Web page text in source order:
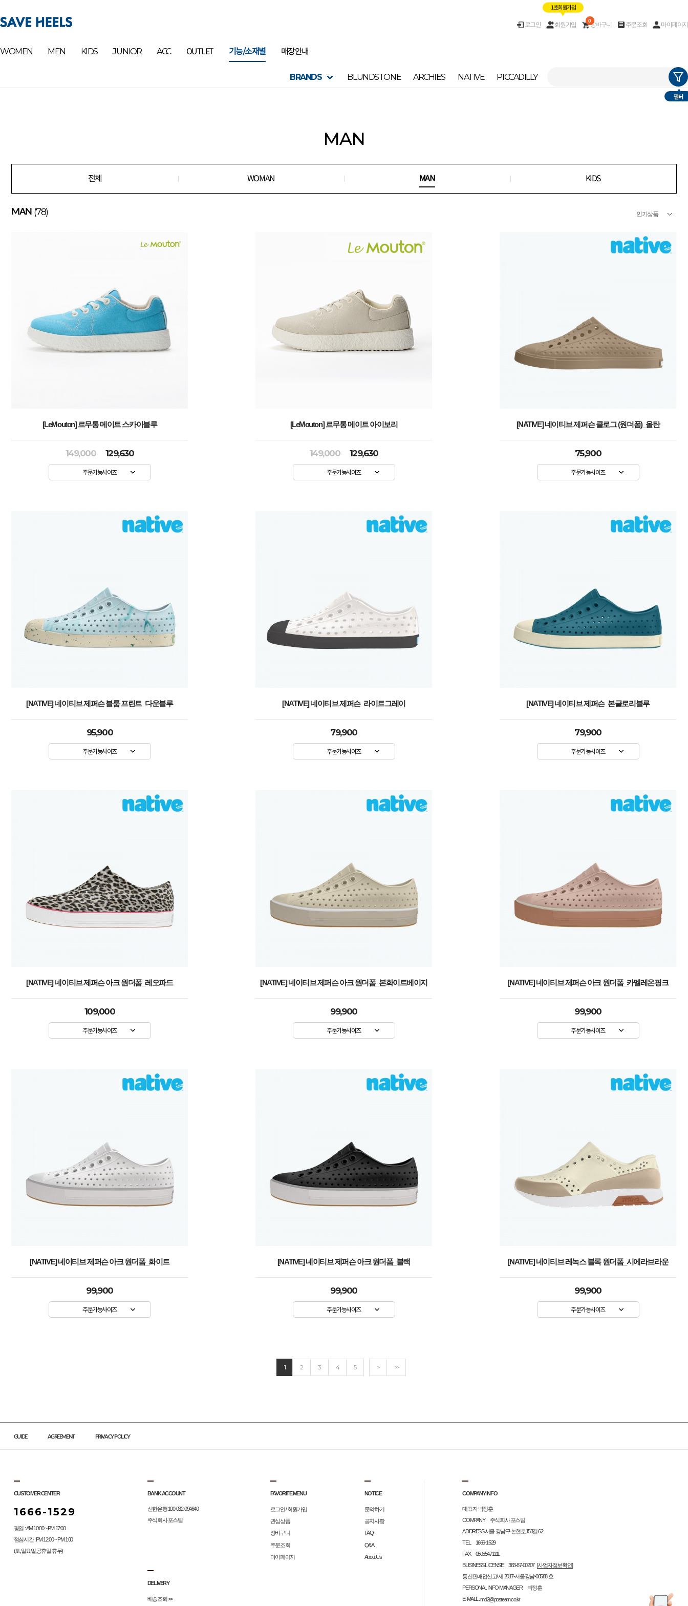
로그인 회원가입
1초 회원가입
장바구니
0
주문조회 마이페이지
WOMEN MEN KIDS JUNIOR ACC OUTLET 기능/소재별 매장안내
BRANDS BLUNDSTONE ARCHIES NATIVE PICCADILLY
필터
MAN
전체 WOMAN MAN KIDS
MAN (78)
[LeMouton] 르무통 메이트 스카이블루
149,000 129,630
주문가능사이즈
[LeMouton] 르무통 메이트 아이보리
149,000 129,630
주문가능사이즈
[NATIVE] 네이티브 제퍼슨 클로그 (원더폼)_올탄
75,900
주문가능사이즈
[NATIVE] 네이티브 제퍼슨 블룸 프린트_다운블루
95,900
주문가능사이즈
[NATIVE] 네이티브 제퍼슨_라이트그레이
79,900
주문가능사이즈
[NATIVE] 네이티브 제퍼슨_본글로리블루
79,900
주문가능사이즈
[NATIVE] 네이티브 제퍼슨 아크 원더폼_레오파드
109,000
주문가능사이즈
[NATIVE] 네이티브 제퍼슨 아크 원더폼_본화이트베이지
99,900
주문가능사이즈
[NATIVE] 네이티브 제퍼슨 아크 원더폼_카멜레온핑크
99,900
주문가능사이즈
[NATIVE] 네이티브 제퍼슨 아크 원더폼_화이트
99,900
주문가능사이즈
[NATIVE] 네이티브 제퍼슨 아크 원더폼_블랙
99,900
주문가능사이즈
[NATIVE] 네이티브 레녹스 블록 원더폼_시에라브라운
99,900
주문가능사이즈
1 2 3 4 5 > >>
GUIDE AGREEMENT PRIVACY POLICY
CUSTOMER CENTER
1666-1529
평일 : AM 10:00 ~ PM 17:00
점심시간 : PM 12:00 ~ PM 1:00
(토,일요일,공휴일 휴무)
BANK ACCOUNT
신한은행 100-032-094640
주식회사 포스팀
DELIVERY
배송조회 >>
FAVORITE MENU
로그인 /회원가입
관심상품
장바구니
주문조회
마이페이지
NOTICE
문의하기
공지사항
FAQ
Q&A
About Us
COMPANY INFO
대표자 박정훈
COMPANY 주식회사 포스팀
ADDRESS 서울 강남구 논현로153길 62
TEL 1666-1529
FAX 05055471111
BUSINESS LICENSE 383-87-00207 [사업자정보확인]
통신판매업신고/ 제 2017-서울강남-00588 호
PERSONAL INFO MANAGER 박정훈
E-MALL :md2@posteam.co.kr